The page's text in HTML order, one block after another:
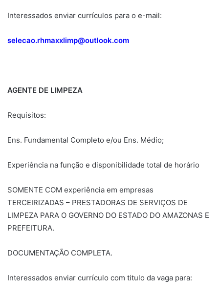
Interessados enviar currículos para o e-mail:
selecao.rhmaxxlimp@outlook.com
AGENTE DE LIMPEZA
Requisitos:
Ens. Fundamental Completo e/ou Ens. Médio;
Experiência na função e disponibilidade total de horário
SOMENTE COM experiência em empresas
TERCEIRIZADAS – PRESTADORAS DE SERVIÇOS DE
LIMPEZA PARA O GOVERNO DO ESTADO DO AMAZONAS E
PREFEITURA.
DOCUMENTAÇÃO COMPLETA.
Interessados enviar currículo com titulo da vaga para: